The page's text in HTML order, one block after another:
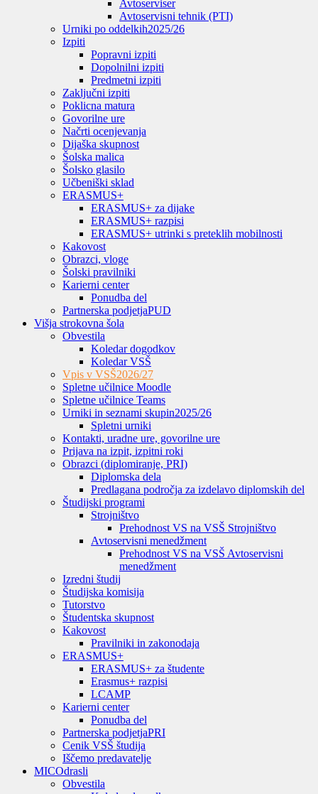
Avtoserviser
Avtoservisni tehnik (PTI)
Urniki po oddelkih2025/26
Izpiti
Popravni izpiti
Dopolnilni izpiti
Predmetni izpiti
Zaključni izpiti
Poklicna matura
Govorilne ure
Načrti ocenjevanja
Dijaška skupnost
Šolska malica
Šolsko glasilo
Učbeniški sklad
ERASMUS+
ERASMUS+ za dijake
ERASMUS+ razpisi
ERASMUS+ utrinki s preteklih mobilnosti
Kakovost
Obrazci, vloge
Šolski pravilniki
Karierni center
Ponudba del
Partnerska podjetjaPUD
Višja strokovna šola
Obvestila
Koledar dogodkov
Koledar VSŠ
Vpis v VSŠ2026/27
Spletne učilnice Moodle
Spletne učilnice Teams
Urniki in seznami skupin2025/26
Spletni urniki
Kontakti, uradne ure, govorilne ure
Prijava na izpit, izpitni roki
Obrazci (diplomiranje, PRI)
Diplomska dela
Predlagana področja za izdelavo diplomskih del
Študijski programi
Strojništvo
Prehodnost VS na VSŠ Strojništvo
Avtoservisni menedžment
Prehodnost VS na VSŠ Avtoservisni
menedžment
Izredni študij
Študijska komisija
Tutorstvo
Študentska skupnost
Kakovost
Pravilniki in zakonodaja
ERASMUS+
ERASMUS+ za študente
Erasmus+ razpisi
LCAMP
Karierni center
Ponudba del
Partnerska podjetjaPRI
Cenik VSŠ študija
Iščemo predavatelje
MICOdrasli
Obvestila